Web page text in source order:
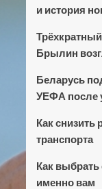
и история
Брылин
Беларусь
УЕФА после
Как снизить
транспорта
Как
именно вам